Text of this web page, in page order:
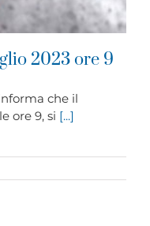
2023 ore 9
che il
ore 9, si [...]